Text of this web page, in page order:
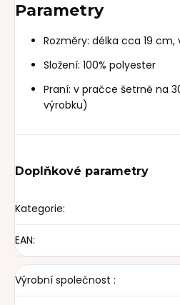
Parametry
Rozměry: délka cca 19
Složení: 100% polyester
Praní: v pračce šetrně na
výrobku)
Doplňkové parametry
Kategorie:
EAN:
Výrobní společnost :